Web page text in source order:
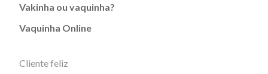
Vakinha ou vaquinha?
Vaquinha Online
Cliente feliz